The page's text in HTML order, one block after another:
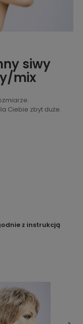
siwy
mix
Ciebie zbyt duże.
z instrukcją